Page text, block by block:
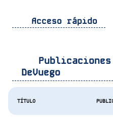
Acceso rápido
DeVuego
TÍTULO